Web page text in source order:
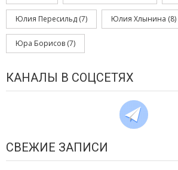
Юлия Пересильд (7) Юлия Хлынина (8)
Юра Борисов (7)
КАНАЛЫ В СОЦСЕТЯХ
СВЕЖИЕ ЗАПИСИ